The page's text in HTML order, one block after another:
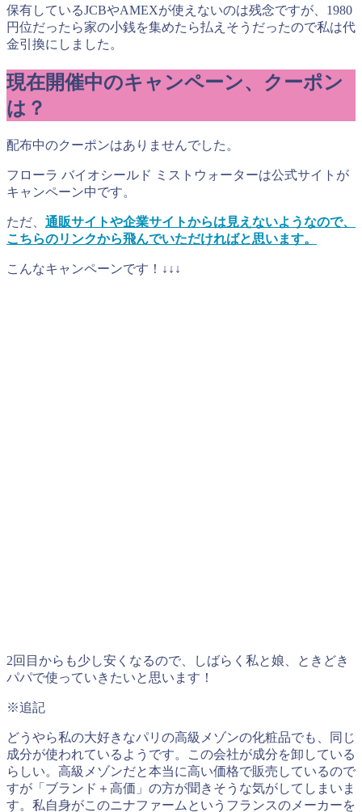
保有しているJCBやAMEXが使えないのは残念ですが、1980
円位だったら家の小銭を集めたら払えそうだったので私は代
金引換にしました。
現在開催中のキャンペーン、クーポン
は？
配布中のクーポンはありませんでした。
フローラ バイオシールド ミストウォーターは公式サイトが
キャンペーン中です。
ただ、 通販サイトや企業サイトからは見えないようなので、
こちらのリンクから飛んでいただければと思います。
こんなキャンペーンです！↓↓↓
2回目からも少し安くなるので、しばらく私と娘、ときどき
パパで使っていきたいと思います！
※追記
どうやら私の大好きなパリの高級メゾンの化粧品でも、同じ
成分が使われているようです。この会社が成分を卸している
らしい。高級メゾンだと本当に高い価格で販売しているので
すが「ブランド＋高価」の方が聞きそうな気がしてしまいま
す。私自身がこのニナファームというフランスのメーカーを